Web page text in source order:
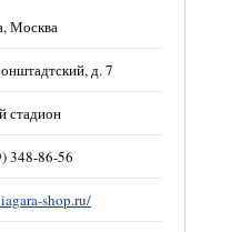
Москва
д. 7
стадион
348-86-56
shop.ru/